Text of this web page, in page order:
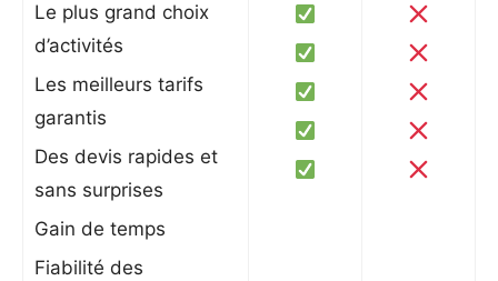
Le plus grand choix
d’activités
Les meilleurs tarifs
garantis
Des devis rapides et
sans surprises
Gain de temps
Fiabilité des